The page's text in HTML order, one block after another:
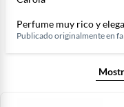
Perfume muy rico y
Publicado originalmente en